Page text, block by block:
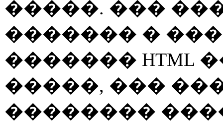
�����. ���
������� �
������� HTML
�����, ���
��������